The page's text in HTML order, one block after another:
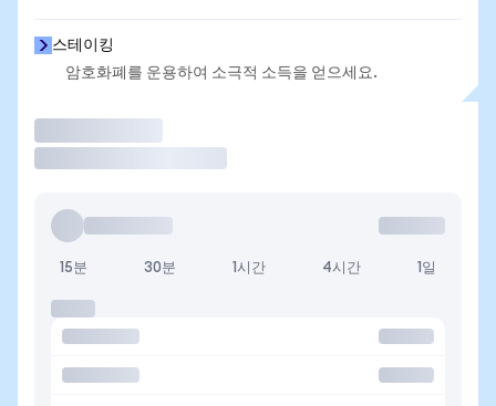
스테이킹
암호화폐를 운용하여 소극적 소득을 얻으세요.
15분 30분 1시간 4시간 1일